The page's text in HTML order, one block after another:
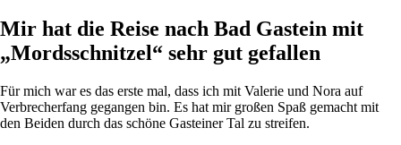
Mir hat die Reise nach Bad Gastein mit
„Mordsschnitzel“ sehr gut gefallen
Für mich war es das erste mal, dass ich mit Valerie und Nora auf
Verbrecherfang gegangen bin. Es hat mir großen Spaß gemacht mit
den Beiden durch das schöne Gasteiner Tal zu streifen.